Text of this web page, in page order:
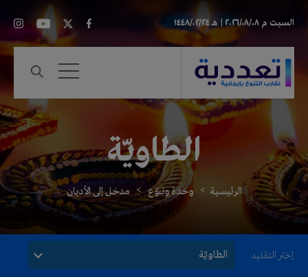
السبت م ٢٠٢٦/٠٨/٠٨ | هـ ١٤٤٨/٠٢/٢٤
الطاويّة
الرئيسية وحدة وتنوّع مدخل إلى الأديان
إختر التقليد الطاويّة